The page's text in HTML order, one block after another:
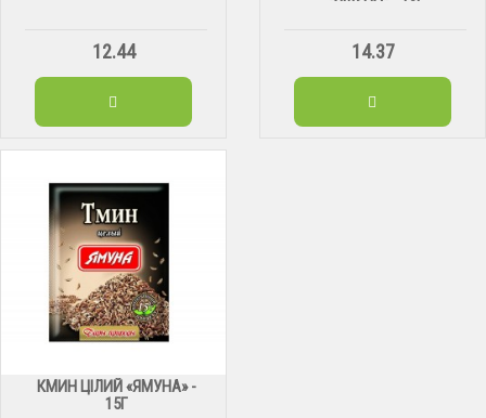
12.44 14.37
КМИН ЦІЛИЙ «ЯМУНА» -
15Г